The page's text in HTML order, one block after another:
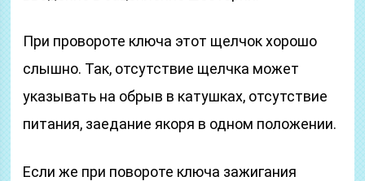
При провороте ключа этот щелчок хорошо
слышно. Так, отсутствие щелчка может
указывать на обрыв в катушках, отсутствие
питания, заедание якоря в одном положении.
Если же при повороте ключа зажигания